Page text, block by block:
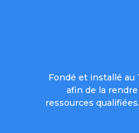
Fondé et installé au
afin de la rendre
ressources